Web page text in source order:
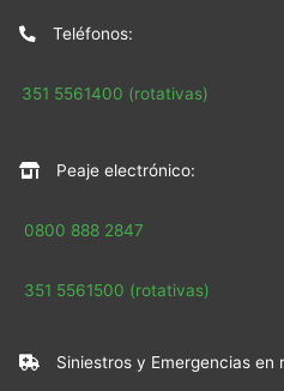
Teléfonos:
351 5561400 (rotativas)
Peaje electrónico:
0800 888 2847
351 5561500 (rotativas)
Siniestros y Emergencias en